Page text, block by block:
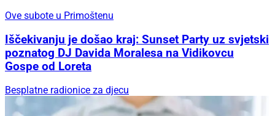
Ove subote u Primoštenu
Iščekivanju je došao kraj: Sunset Party uz svjetski
poznatog DJ Davida Moralesa na Vidikovcu
Gospe od Loreta
Besplatne radionice za djecu